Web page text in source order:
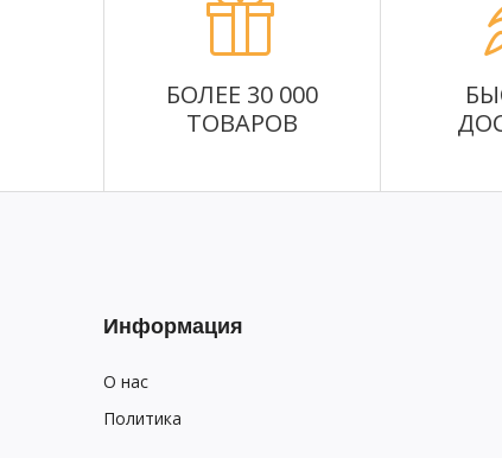
БОЛЕЕ 30 000
ТОВАРОВ
Информация
О нас
Политика